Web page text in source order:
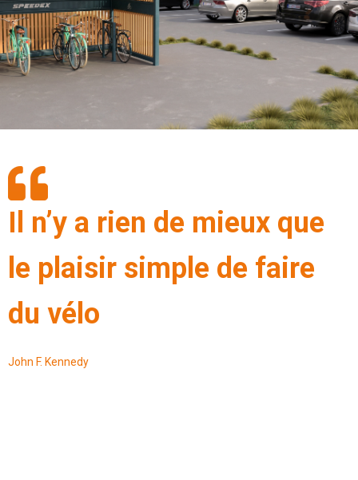
Il n’y a rien de mieux que
le plaisir simple de faire
du vélo
John F. Kennedy